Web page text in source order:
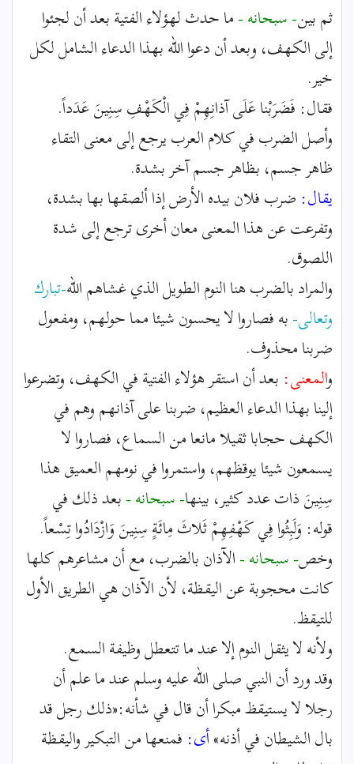
ثم بين- سبحانه -ما حدث لهؤلاء الفتية بعد أن لجئوا
إلى الكهف، وبعد أن دعوا الله بهذا الدعاء الشامل لكل
خير.
فقال: فَضَرَبْنا عَلَى آذانِهِمْ فِي الْكَهْفِ سِنِينَ عَدَداً.
وأصل الضرب في كلام العرب يرجع إلى معنى التقاء
ظاهر جسم، بظاهر جسم آخر بشدة.
يقال: ضرب فلان بيده الأرض إذا ألصقها بها بشدة،
وتفرعت عن هذا المعنى معان أخرى ترجع إلى شدة
اللصوق.
والمراد بالضرب هنا النوم الطويل الذي غشاهم الله-تبارك
وتعالى-به فصاروا لا يحسون شيئا مما حولهم، ومفعول
ضربنا محذوف.
والمعنى: بعد أن استقر هؤلاء الفتية في الكهف، وتضرعوا
إلينا بهذا الدعاء العظيم، ضربنا على آذانهم وهم في
الكهف حجابا ثقيلا مانعا من السماع، فصاروا لا
يسمعون شيئا يوقظهم، واستمروا في نومهم العميق هذا
سِنِينَ ذات عدد كثير، بينها- سبحانه -بعد ذلك في
قوله: وَلَبِثُوا فِي كَهْفِهِمْ ثَلاثَ مِائَةٍ سِنِينَ وَازْدَادُوا تِسْعاً.
وخص- سبحانه -الآذان بالضرب، مع أن مشاعرهم كلها
كانت محجوبة عن اليقظة، لأن الآذان هي الطريق الأول
للتيقظ.
ولأنه لا يثقل النوم إلا عند ما تتعطل وظيفة السمع.
وقد ورد أن النبي صلى الله عليه وسلم عند ما علم أن
رجلا لا يستيقظ مبكرا أن قال في شأنه:«ذلك رجل قد
بال الشيطان في أذنه»أى: فمنعها من التبكير واليقظة